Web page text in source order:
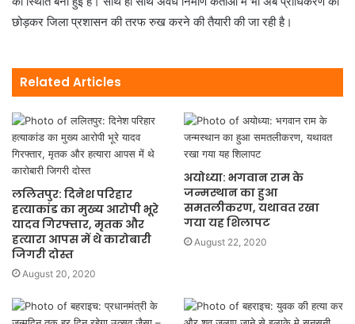
छोड़कर जिला प्रशासन की तरफ रुख करने की तैयारी की जा रही है।
Related Articles
ललितपुर: दिनेश परिहार
हत्याकांड का मुख्य आरोपी भूरे
यादव गिरफ्तार, मृतक और
हत्यारा आपस में थे कारोबारी
जिगरी दोस्त
August 20, 2020
अयोध्या: भगवान राम के
जन्मस्थान का हुआ
समतलीकरण, यथावत रखा
गया यह शिलापट
August 22, 2020